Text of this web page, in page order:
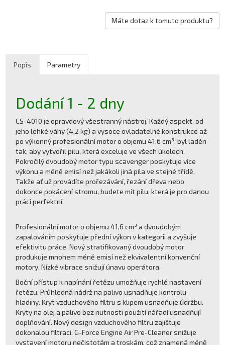
Máte dotaz k tomuto produktu?
Popis Parametry
Dodání 1 - 2 dny
CS-4010 je opravdový všestranný nástroj. Každý aspekt, od
jeho lehké váhy (4,2 kg) a vysoce ovladatelné konstrukce až
po výkonný profesionální motor o objemu 41,6 cm³, byl laděn
tak, aby vytvořil pilu, která exceluje ve všech úkolech.
Pokročilý dvoudobý motor typu scavenger poskytuje více
výkonu a méně emisí než jakákoli jiná pila ve stejné třídě.
Takže ať už provádíte prořezávání, řezání dřeva nebo
dokonce pokácení stromu, budete mít pilu, která je pro danou
práci perfektní.
Profesionální motor o objemu 41,6 cm³ a dvoudobým
zapalováním poskytuje přední výkon v kategorii a zvyšuje
efektivitu práce. Nový stratifikovaný dvoudobý motor
produkuje mnohem méně emisí než ekvivalentní konvenční
motory. Nízké vibrace snižují únavu operátora.
Boční přístup k napínání řetězu umožňuje rychlé nastavení
řetězu. Průhledná nádrž na palivo usnadňuje kontrolu
hladiny. Kryt vzduchového filtru s klipem usnadňuje údržbu.
Kryty na olej a palivo bez nutnosti použití nářadí usnadňují
doplňování. Nový design vzduchového filtru zajišťuje
dokonalou filtraci. G-Force Engine Air Pre-Cleaner snižuje
vystavení motoru nečistotám a troskám, což znamená méně